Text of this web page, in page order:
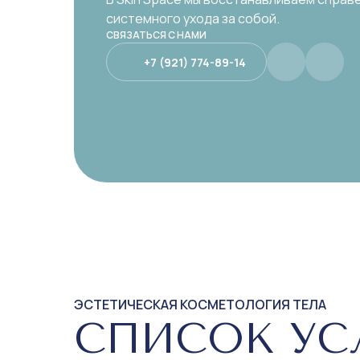
системного ухода за собой.
СВЯЗАТЬСЯ С НАМИ
+7 (921) 774-89-14
ЭСТЕТИЧЕСКАЯ КОСМЕТОЛОГИЯ ТЕЛА
СПИСОК